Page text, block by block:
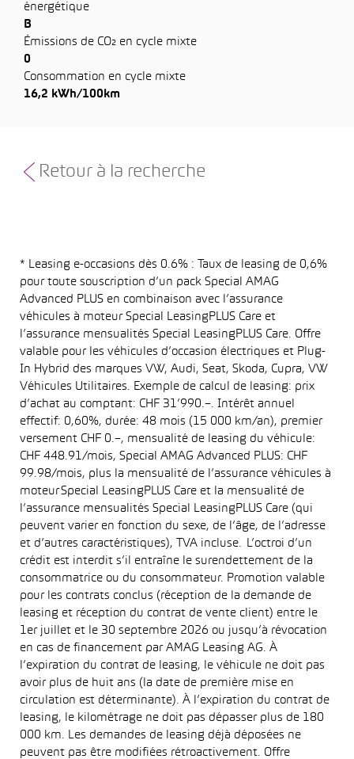
énergétique
B
Émissions de CO₂ en cycle mixte
0
Consommation en cycle mixte
16,2 kWh/100km
Retour à la recherche
* Leasing e-occasions dès 0.6% : Taux de leasing de 0,6%
pour toute souscription d’un pack Special AMAG
Advanced PLUS en combinaison avec l’assurance
véhicules à moteur Special LeasingPLUS Care et
l’assurance mensualités Special LeasingPLUS Care. Offre
valable pour les véhicules d’occasion électriques et Plug-
In Hybrid des marques VW, Audi, Seat, Skoda, Cupra, VW
Véhicules Utilitaires. Exemple de calcul de leasing: prix
d’achat au comptant: CHF 31’990.–. Intérêt annuel
effectif: 0,60%, durée: 48 mois (15 000 km/an), premier
versement CHF 0.–, mensualité de leasing du véhicule:
CHF 448.91/mois, Special AMAG Advanced PLUS: CHF
99.98/mois, plus la mensualité de l’assurance véhicules à
moteur Special LeasingPLUS Care et la mensualité de
l’assurance mensualités Special LeasingPLUS Care (qui
peuvent varier en fonction du sexe, de l’âge, de l’adresse
et d’autres caractéristiques), TVA incluse. L’octroi d’un
crédit est interdit s’il entraîne le surendettement de la
consommatrice ou du consommateur. Promotion valable
pour les contrats conclus (réception de la demande de
leasing et réception du contrat de vente client) entre le
1er juillet et le 30 septembre 2026 ou jusqu’à révocation
en cas de financement par AMAG Leasing AG. À
l’expiration du contrat de leasing, le véhicule ne doit pas
avoir plus de huit ans (la date de première mise en
circulation est déterminante). À l’expiration du contrat de
leasing, le kilométrage ne doit pas dépasser plus de 180
000 km. Les demandes de leasing déjà déposées ne
peuvent pas être modifiées rétroactivement. Offre